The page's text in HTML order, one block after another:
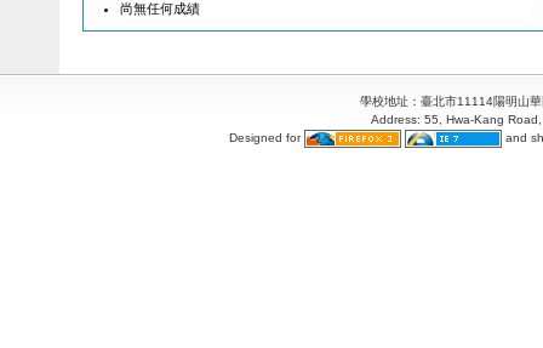
尚無任何成績
學校地址：臺北市11114陽明山
Address: 55, Hwa-Kang
Designed for
and